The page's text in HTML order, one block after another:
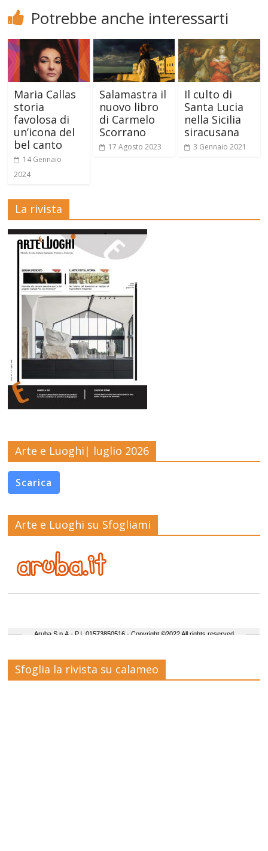
Potrebbe anche interessarti
Maria Callas
storia
favolosa di
un’icona del
bel canto
14 Gennaio
2024
Salamastra il
nuovo libro
di Carmelo
Scorrano
17 Agosto 2023
Il culto di
Santa Lucia
nella Sicilia
siracusana
3 Gennaio 2021
La rivista
Arte e Luoghi| luglio 2026
Scarica
Arte e Luoghi su Sfogliami
Sfoglia la rivista su calameo